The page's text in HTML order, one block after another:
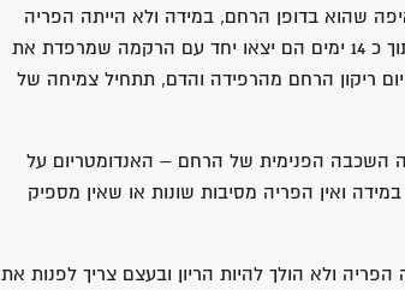
שהוא בדופן הרחם, במידה ולא הייתה הפריה
תהיה ירידה חדה בהורמונים ולא תהיה השרשה והם יגרמו שלאט לאט תוך כ 14 ימים הם יצאו יחד עם הרקמה שמרפדת את
ריקון הרחם מהרפידה והדם, תתחיל צמיחה של
נבנית ומתעבה השכבה הפנימית של הרחם – האנדומטריום על
ואין הפריה מסיבות שונות או שאין מספיק
ולא הולך להיות הריון ובעצם צריך לפנות את